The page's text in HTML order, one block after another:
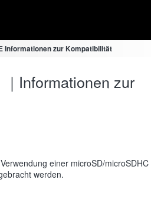
Informationen zur Kompatibilität
Informationen zur
einer microSD/
werden.